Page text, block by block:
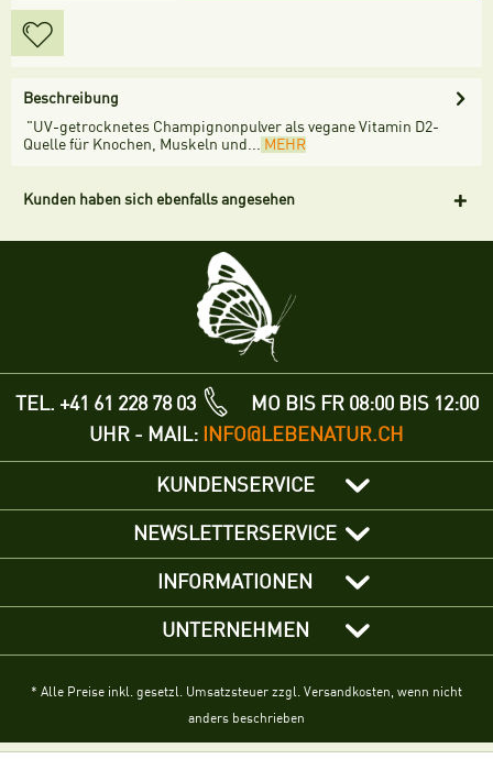
Beschreibung
"UV-getrocknetes Champignonpulver als vegane Vitamin D2-
Quelle für Knochen, Muskeln und... MEHR
Kunden haben sich ebenfalls angesehen
TEL. +41 61 228 78 03
MO BIS FR 08:00 BIS 12:00
UHR - MAIL: INFO@LEBENATUR.CH
KUNDENSERVICE
NEWSLETTERSERVICE
INFORMATIONEN
UNTERNEHMEN
* Alle Preise inkl. gesetzl. Umsatzsteuer zzgl. Versandkosten, wenn nicht
anders beschrieben